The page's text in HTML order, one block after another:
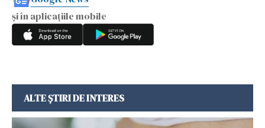
și în aplicațiile mobile
ALTE ȘTIRI DE INTERES